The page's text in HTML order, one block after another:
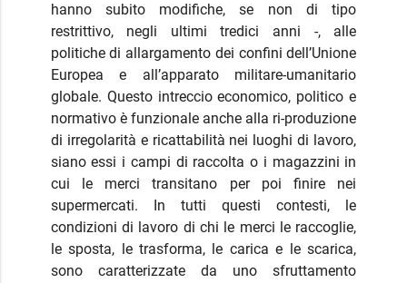
hanno subito modifiche, se non di tipo
restrittivo, negli ultimi tredici anni -, alle
politiche di allargamento dei confini dell’Unione
Europea e all’apparato militare-umanitario
globale. Questo intreccio economico, politico e
normativo è funzionale anche alla ri-produzione
di irregolarità e ricattabilità nei luoghi di lavoro,
siano essi i campi di raccolta o i magazzini in
cui le merci transitano per poi finire nei
supermercati. In tutti questi contesti, le
condizioni di lavoro di chi le merci le raccoglie,
le sposta, le trasforma, le carica e le scarica,
sono caratterizzate da uno sfruttamento